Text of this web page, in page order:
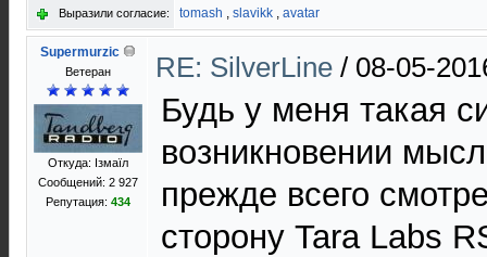
Выразили согласие: tomash , slavikk , avatar
Supermurzic
Ветеран
Откуда: Ізмаїл
Сообщений: 2 927
Репутация: 434
RE: SilverLine / 08-05-
Будь у меня такая
возникновении
прежде всего
сторону Tara Labs